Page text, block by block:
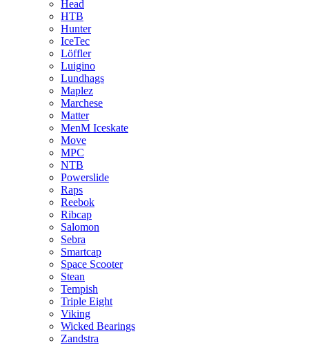
Head
HTB
Hunter
IceTec
Löffler
Luigino
Lundhags
Maplez
Marchese
Matter
MenM Iceskate
Move
MPC
NTB
Powerslide
Raps
Reebok
Ribcap
Salomon
Sebra
Smartcap
Space Scooter
Stean
Tempish
Triple Eight
Viking
Wicked Bearings
Zandstra